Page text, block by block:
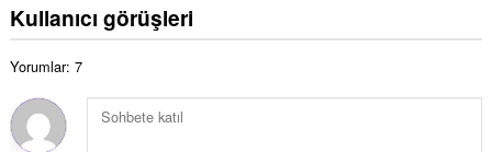
s
ı
y
s
ı
s
l
o
y
Kullanıcı görüşleri
Yorumlar: 7